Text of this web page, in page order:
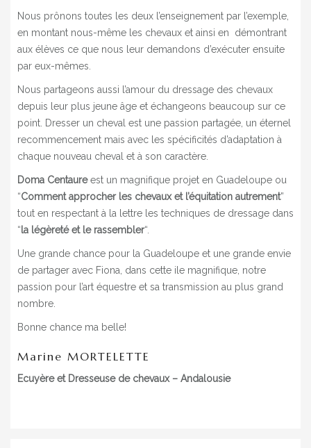
Nous prônons toutes les deux l’enseignement par l’exemple,
en montant nous-même les chevaux et ainsi en démontrant
aux élèves ce que nous leur demandons d’exécuter ensuite
par eux-mêmes.
Nous partageons aussi l’amour du dressage des chevaux
depuis leur plus jeune âge et échangeons beaucoup sur ce
point. Dresser un cheval est une passion partagée, un éternel
recommencement mais avec les spécificités d’adaptation à
chaque nouveau cheval et à son caractère.
Doma Centaureest un magnifique projet en Guadeloupe ou
“Comment approcher les chevaux et l’équitation autrement”
tout en respectant à la lettre les techniques de dressage dans
“la légèreté et le rassembler“.
Une grande chance pour la Guadeloupe et une grande envie
de partager avec Fiona, dans cette ile magnifique, notre
passion pour l’art équestre et sa transmission au plus grand
nombre.
Bonne chance ma belle!
Marine MORTELETTE
Ecuyère et Dresseuse de chevaux – Andalousie